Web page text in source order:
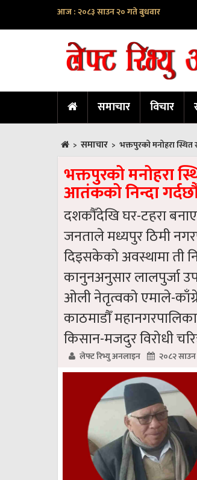
आज : २०८३ साउन २० गते बुधवार
समाचार विचार
> समाचार > भक्तपुरको मनोहरा
भक्तपुरको मनोहरा
आतंकको निन्दा
दशकौँदेखि घर-टहरा
जनताले मध्यपुर ठिमी
दिइसकेको अवस्थामा ती
कानुनअनुसार लालपुर्जा
ओली नेतृत्वको एमाले-
काठमाडौँ
किसान-मजदुर विरोधी
लेफ्ट रिभ्यु अनलाइन २०८२